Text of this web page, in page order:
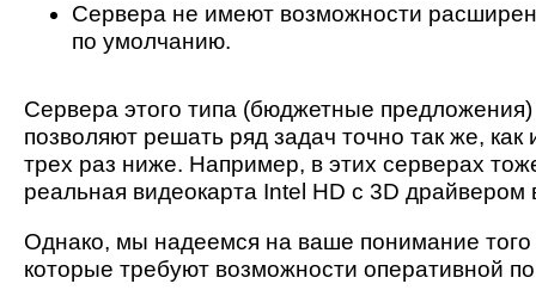
Сервера не имеют возможности
по умолчанию.
Сервера этого типа (бюджетные
позволяют решать ряд задач точно так же,
трех раз ниже. Например, в этих серверах
реальная видеокарта Intel HD с 3D
Однако, мы надеемся на ваше понимание того
которые требуют возможности оперативной